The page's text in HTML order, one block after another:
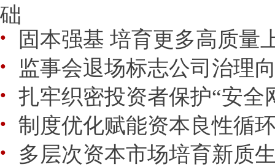
础
● 固本强基 培育更多高质量
● 监事会退场标志公司治理
● 扎牢织密投资者保护“安全
● 制度优化赋能资本良性循
● 多层次资本市场培育新质